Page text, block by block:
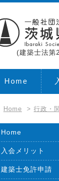
(建築士法第
Home
Home > 行政・
Home
入会メリット
建築士免許申請